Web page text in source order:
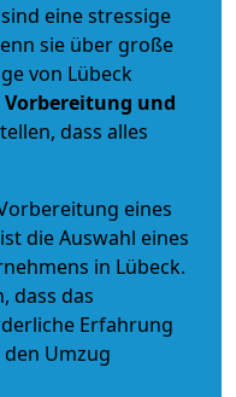
eine stressige
sie über große
von Lübeck
Vorbereitung und
dass alles
eines
die Auswahl eines
in Lübeck.
dass das
Erfahrung
Umzug